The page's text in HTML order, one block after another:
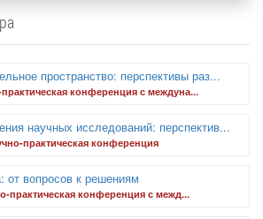
пространство: перспективы раз...
конференция с междуна...
научных исследований: перспектив...
практическая конференция
от вопросов к решениям
практическая конференция с межд...